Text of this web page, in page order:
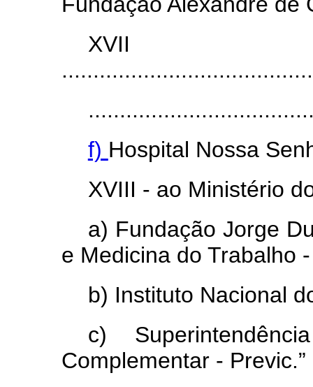
f) Hospital Nossa
XVIII - ao Ministério
a) Fundação Jorge
e Medicina do Trabalho
b) Instituto Nacional
c)
Complementar - Previc.”